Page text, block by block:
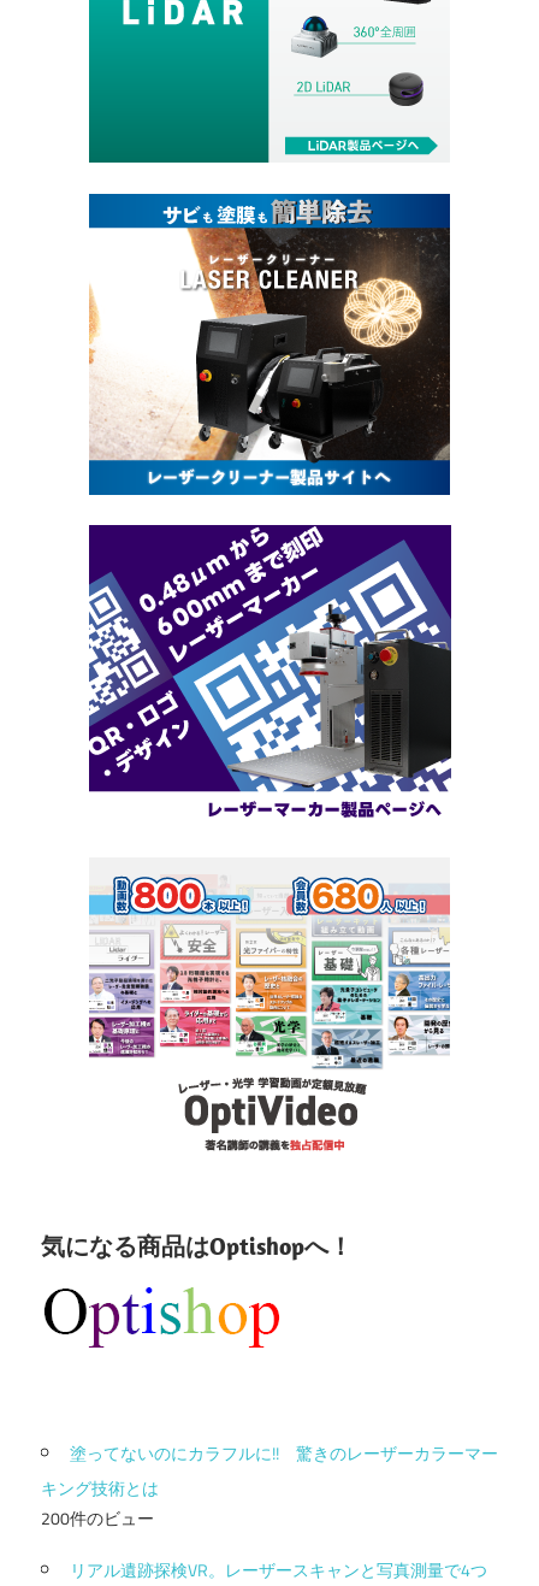
気になる商品はOptishopへ！
塗ってないのにカラフルに!! 驚きのレーザーカラーマー
キング技術とは
200件のビュー
リアル遺跡探検VR。レーザースキャンと写真測量で4つ